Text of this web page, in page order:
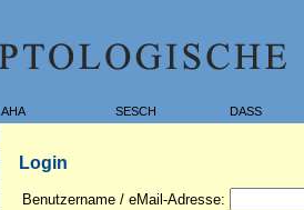
AHA SESCH
DASS
Login
Benutzername / eMail-Adresse: